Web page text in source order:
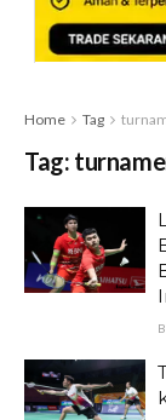
Home Tag
Tag: